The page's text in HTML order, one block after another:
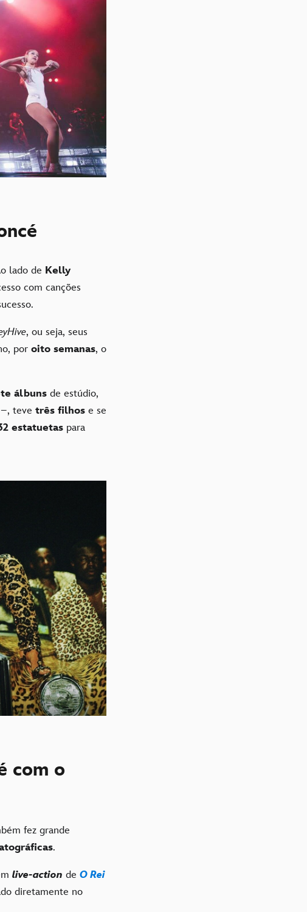
lado de Kelly
com canções
, ou seja, seus
por oito semanas, o
álbuns de estúdio,
teve três filhos e se
estatuetas para
com o
fez grande
.
live-action de O Rei
diretamente no